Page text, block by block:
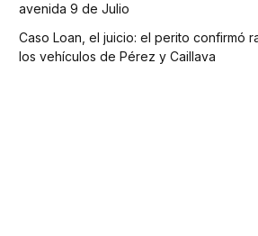
avenida 9 de Julio
Caso Loan, el juicio: el perito confirmó
los vehículos de Pérez y Caillava